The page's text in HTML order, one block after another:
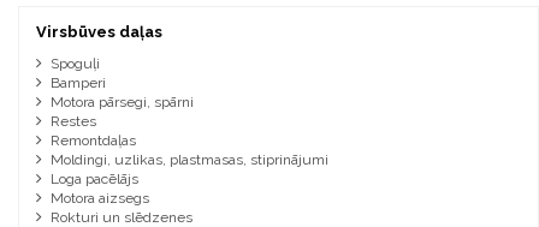
Virsbūves daļas
Spoguļi
Bamperi
Motora pārsegi, spārni
Restes
Remontdaļas
Moldingi, uzlikas, plastmasas, stiprinājumi
Loga pacēlājs
Motora aizsegs
Rokturi un slēdzenes